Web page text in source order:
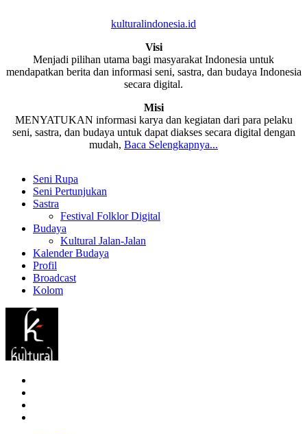
kulturalindonesia.id
Visi
Menjadi pilihan utama bagi masyarakat Indonesia untuk
mendapatkan berita dan informasi seni, sastra, dan budaya Indonesia
secara digital.
Misi
MENYATUKAN informasi karya dan kegiatan dari para pelaku
seni, sastra, dan budaya untuk dapat diakses secara digital dengan
mudah, Baca Selengkapnya...
Seni Rupa
Seni Pertunjukan
Sastra
Festival Folklor Digital
Budaya
Kultural Jalan-Jalan
Kalender Budaya
Profil
Broadcast
Kolom